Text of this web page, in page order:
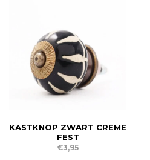
KASTKNOP ZWART CREME
FEST
€3,95